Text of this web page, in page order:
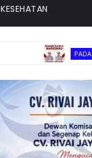
KESEHATAN
PADANG SUMBAR